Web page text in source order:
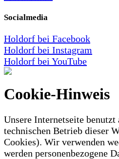
Socialmedia
Holdorf bei Facebook
Holdorf bei Instagram
Holdorf bei YouTube
Cookie-Hinweis
Unsere Internetseite
technischen Betrieb dieser
Cookies). Wir verwenden
werden personenbezogene